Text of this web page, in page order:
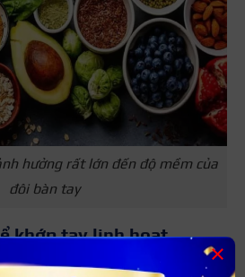
hưởng rất lớn đến độ mềm của
đôi bàn tay
khớp tay linh hoạt
được cải thiện, bạn cần bổ sung×